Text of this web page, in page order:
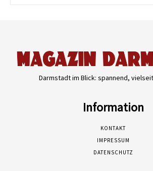
Darmstadt im Blick: spannend,
Information
KONTAKT
IMPRESSUM
DATENSCHUTZ